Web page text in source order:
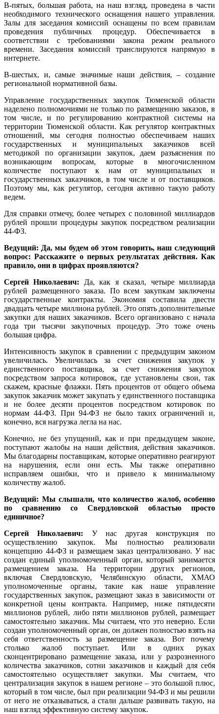
В-пятых, большая работа, на наш взгляд, проведена в части
необходимого технического оснащения нашего управления.
Залы для заседания комиссий оснащены по всем правилам
проведения публичных процедур. Обеспечивается в
соответствии с требованиями закона режим реального
времени. Заседания комиссий транслируются напрямую в
интернете.
В-шестых, и, самые значимые наши действия, – создание
региональной нормативной базы.
Управление государственных закупок Тюменской области
наделено полномочиями не только по размещению заказов, в
том числе, и по регулированию контрактной системы на
территории Тюменской области. Как регулятор контрактных
отношений, мы сегодня полностью обеспечиваем наших
государственных и муниципальных заказчиков всей
методикой по организации закупок, даем разъяснения по
возникающим вопросам, которые в многочисленном
количестве поступают к нам от муниципальных и
государственных заказчиков, в том числе и от поставщиков.
Поэтому мы, как регулятор, сегодня активно такую работу
ведем.
Для справки отмечу, более четырех с половиной миллиардов
рублей прошли процедуры закупок посредством реализации
44-ФЗ.
Ведущий: Да, мы будем об этом говорить, наш следующий
вопрос: Расскажите о первых результатах действия. Как
правило, они в цифрах проявляются?
Сергей Николаевич: Да, как я сказал, четыре миллиарда
рублей размещенного заказа. По всем закупкам заключены
государственные контракты. Экономия составила двести
двадцать четыре миллиона рублей. Это опять дополнительные
закупки для наших заказчиков. Всего организовано с начала
года три тысячи закупочных процедур. Это тоже очень
большая цифра.
Интенсивность закупок в сравнении с предыдущим законом
увеличилась. Увеличилась за счет снижения закупок у
единственного поставщика, за счет снижения закупок
посредством запроса котировок, где установлены свои, так
скажем, красные флажки. Пять процентов от общего объема
закупок заказчик может закупать у единственного поставщика
и не более десяти процентов посредством котировок по
нормам 44-ФЗ. При 94-ФЗ не было таких ограничений и,
конечно, вся нагрузка легла на нас.
Конечно, не без упущений, как и при предыдущем законе,
поступают жалобы на наши действия, действия заказчиков.
Мы благодарны поставщикам, которые оперативно реагируют
на нарушения, если они есть. Мы также оперативно
исправляем ошибки, что и привело к минимальному
количеству жалоб.
Ведущий: Мы слышали, что количество жалоб, особенно
по сравнению со Свердловской областью просто
единичное?
Сергей Николаевич: У нас другая конструкция по
осуществлению закупок. Мы полностью реализовали
концепцию 44-ФЗ и размещаем заказ централизовано. У нас
создан единый уполномоченный орган, который занимается
размещением заказа. На территории других регионов,
включая Свердловскую, Челябинскую области, ХМАО
уполномоченные органы, такие как наше управление
государственных закупок, размещают заказ в зависимости от
конкретной цены контракта. Например, ниже пятидесяти
миллионов рублей, либо пяти миллионов рублей, размещает
самостоятельно заказчик. Мы считаем, что это неверно. Если
создан уполномоченный орган, он должен полностью взять на
себя ответственность за размещение заказа. Вот почему
столько жалоб поступает. Или в одних руках
сконцентрировано размещение заказа, или у разрозненного
количества заказчиков, сотни заказчиков и каждый для себя
самостоятельно осуществляет закупки. Мы считаем, что
централизация закупок в нашем регионе – это большой плюс,
который в том числе, был при реализации 94-ФЗ и мы решили
от него не отказываться, а стали дальше развивать такую, на
наш взгляд эффективную систему закупок.